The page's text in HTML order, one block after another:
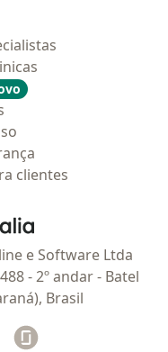
clientes
- Homepage
e Software Ltda
- 2º andar - Batel
Brasil
separador
novo separador
Linkedin
abre num novo